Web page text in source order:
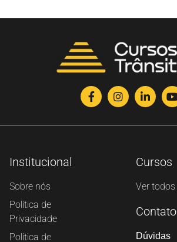
Institucional
Sobre nós
Política de
Privacidade
Política de
Cursos
Ver todos
Contato
Dúvidas